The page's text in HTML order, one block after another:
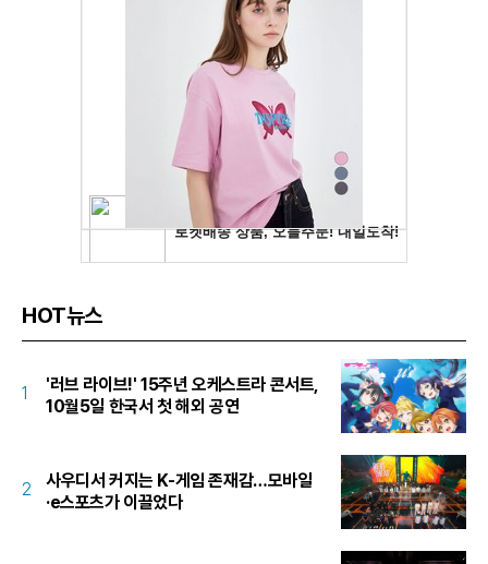
HOT뉴스
1
'러브 라이브!' 15주년 오케스트라 콘서트,
10월5일 한국서 첫 해외 공연
2
사우디서 커지는 K-게임 존재감…모바일
·e스포츠가 이끌었다